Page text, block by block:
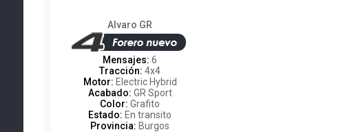
Alvaro GR
Mensajes: 6
Tracción: 4x4
Motor: Electric Hybrid
Acabado: GR Sport
Color: Grafito
Estado: En transito
Provincia: Burgos